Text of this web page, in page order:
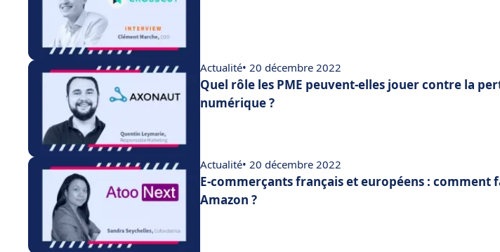
Actualité• 20 décembre 2022
Quel rôle les PME peuvent-elles jouer contre la
numérique ?
Actualité• 20 décembre 2022
E-commerçants français et européens : comment
Amazon ?